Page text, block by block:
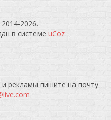
2026.
в системе uCoz
рекламы пишите на почту